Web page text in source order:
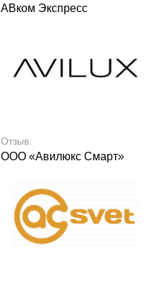
АВком Экспресс
Отзыв:
ООО «Авилюкс Смарт»